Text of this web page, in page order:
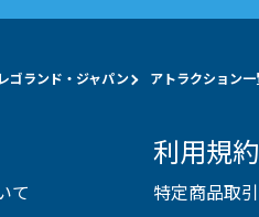
レゴランド・ジャパン アトラクション一
て
利用規約
特定商品取